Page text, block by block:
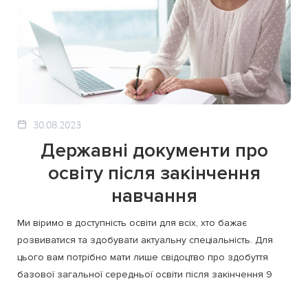
30.08.2023
Державні документи про
освіту після закінчення
навчання
Ми віримо в доступність освіти для всіх, хто бажає
розвиватися та здобувати актуальну спеціальність. Для
цього вам потрібно мати лише свідоцтво про здобуття
базової загальної середньої освіти після закінчення 9